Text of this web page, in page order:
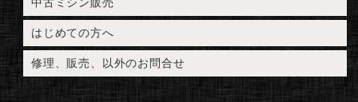
中古ミシン販売
はじめての方へ
修理、販売、以外のお問合せ